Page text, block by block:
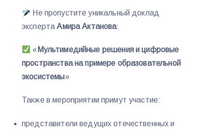
Не пропустите уникальный доклад
экспертаАмира Актанова:
« Мультимедийные решения и цифровые
пространства на примере образовательной
экосистемы»
Также в мероприятии примут участие:
представители ведущих отечественных и